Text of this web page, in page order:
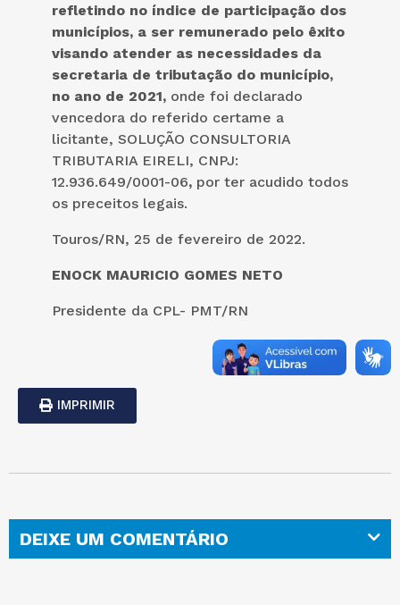
refletindo no índice de participação dos
municípios, a ser remunerado pelo êxito
visando atender as necessidades da
secretaria de tributação do município,
no ano de 2021, onde foi declarado
vencedora do referido certame a
licitante, SOLUÇÃO CONSULTORIA
TRIBUTARIA EIRELI, CNPJ:
12.936.649/0001-06, por ter acudido todos
os preceitos legais.
Touros/RN, 25 de fevereiro de 2022.
ENOCK MAURICIO GOMES NETO
Presidente da CPL- PMT/RN
IMPRIMIR
DEIXE UM COMENTÁRIO